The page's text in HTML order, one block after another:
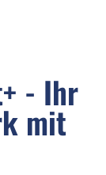
- Ihr
mit